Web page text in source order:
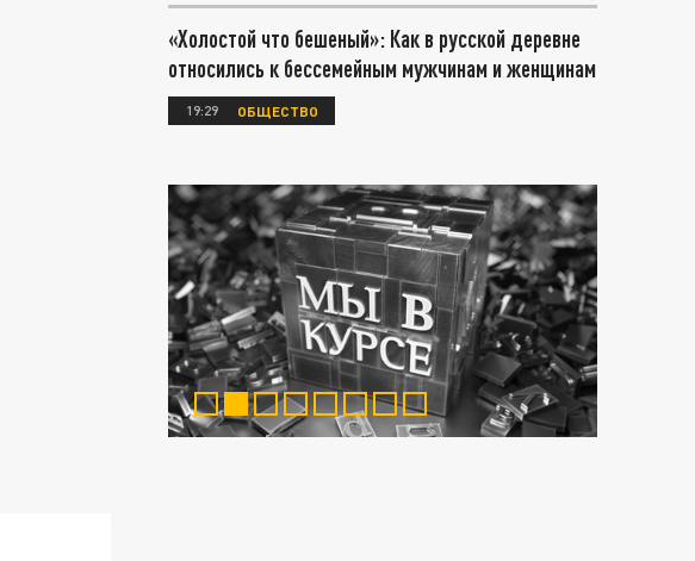
«Холостой что бешеный»: Как в русской деревне
относились к бессемейным мужчинам и женщинам
19:29 ОБЩЕСТВО